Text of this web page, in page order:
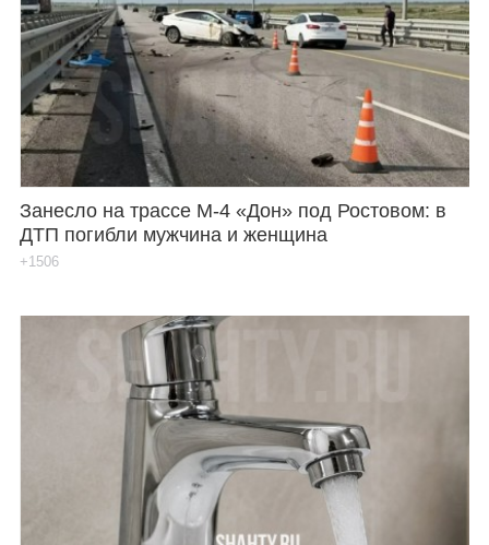
Занесло на трассе М-4 «Дон» под Ростовом: в
ДТП погибли мужчина и женщина
+1506